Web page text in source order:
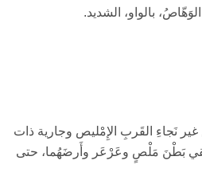
بالواو، الشديد.
نَجاءِ القَربِ الإِمْليص وجارية ذات
بَطْنَ مَلْصٍ وعَرْعَر وأَرضَهُما، حتى